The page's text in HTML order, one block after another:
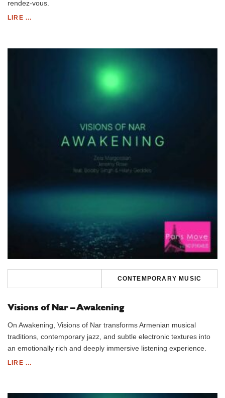
rendez-vous.
LIRE ...
CONTEMPORARY MUSIC
Visions of Nar – Awakening
On Awakening, Visions of Nar transforms Armenian musical
traditions, contemporary jazz, and subtle electronic textures into
an emotionally rich and deeply immersive listening experience.
LIRE ...